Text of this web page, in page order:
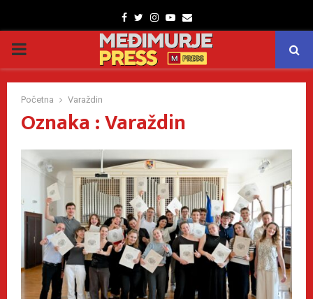
Facebook
TwitterInstagram
Youtube
Email
PRIMARY
MENU
Početna Varaždin
Oznaka : Varaždin